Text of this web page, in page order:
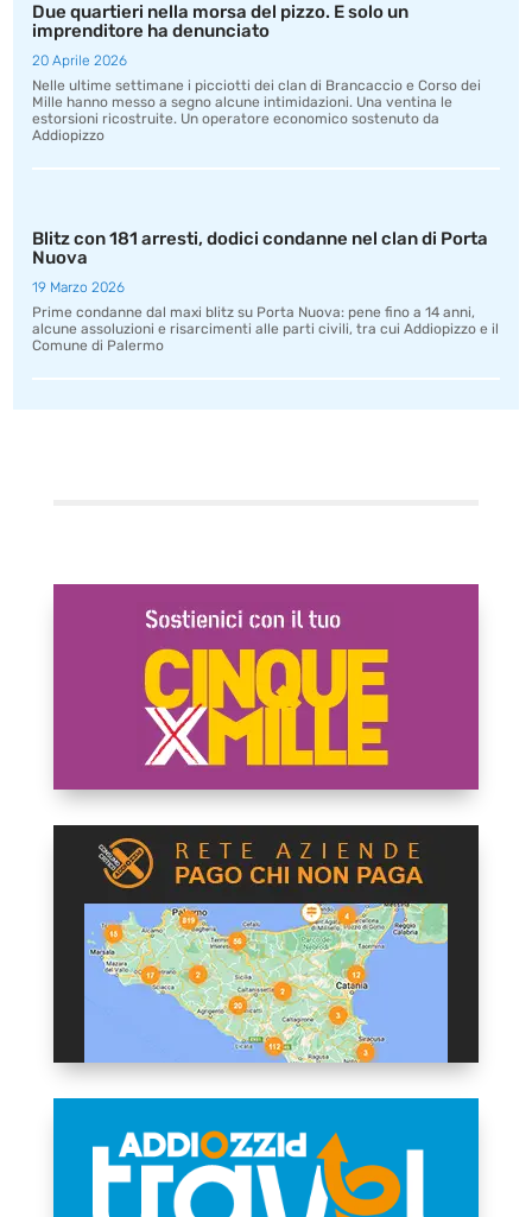
Due quartieri nella morsa del pizzo. E solo un
imprenditore ha denunciato
20 Aprile 2026
Nelle ultime settimane i picciotti dei clan di Brancaccio e Corso dei
Mille hanno messo a segno alcune intimidazioni. Una ventina le
estorsioni ricostruite. Un operatore economico sostenuto da
Addiopizzo
Blitz con 181 arresti, dodici condanne nel clan di Porta
Nuova
19 Marzo 2026
Prime condanne dal maxi blitz su Porta Nuova: pene fino a 14 anni,
alcune assoluzioni e risarcimenti alle parti civili, tra cui Addiopizzo e il
Comune di Palermo